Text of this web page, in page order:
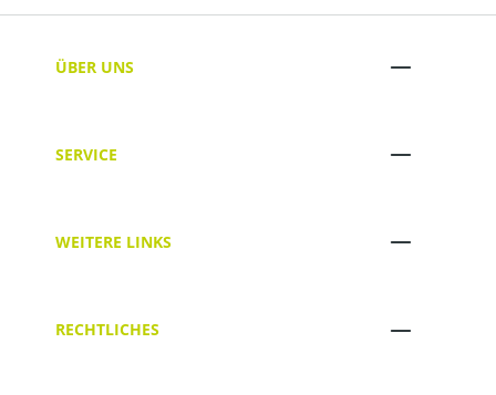
ÜBER UNS
SERVICE
WEITERE LINKS
RECHTLICHES